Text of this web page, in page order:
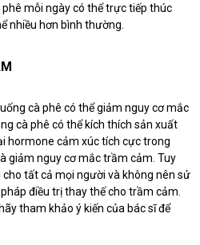
mỗi ngày có thể trực tiếp thúc
nhiều hơn bình thường.
cà phê có thể giảm nguy cơ mắc
cà phê có thể kích thích sản xuất
hormone cảm xúc tích cực trong
giảm nguy cơ mắc trầm cảm. Tuy
tất cả mọi người và không nên sử
điều trị thay thế cho trầm cảm.
tham khảo ý kiến của bác sĩ để